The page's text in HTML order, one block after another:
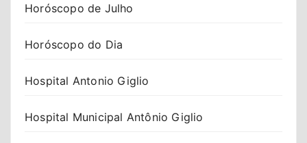
Horóscopo de Julho
Horóscopo do Dia
Hospital Antonio Giglio
Hospital Municipal Antônio Giglio